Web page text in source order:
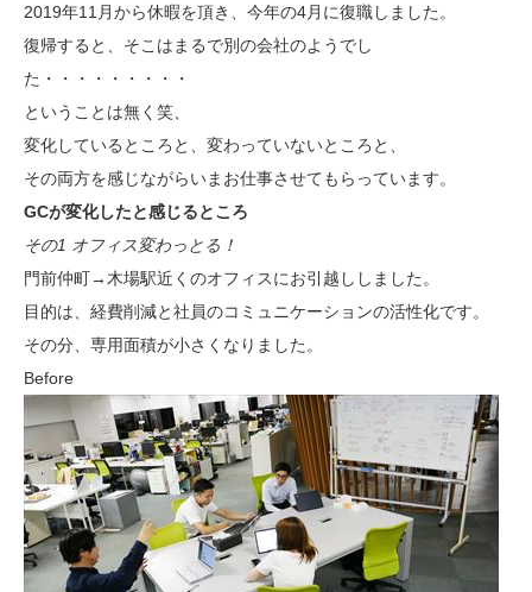
2019年11月から休暇を頂き、今年の4月に復職しました。
復帰すると、そこはまるで別の会社のようでし
た・・・・・・・・・
ということは無く笑、
変化しているところと、変わっていないところと、
その両方を感じながらいまお仕事させてもらっています。
GCが変化したと感じるところ
その1 オフィス変わっとる！
門前仲町→木場駅近くのオフィスにお引越ししました。
目的は、経費削減と社員のコミュニケーションの活性化です。
その分、専用面積が小さくなりました。
Before